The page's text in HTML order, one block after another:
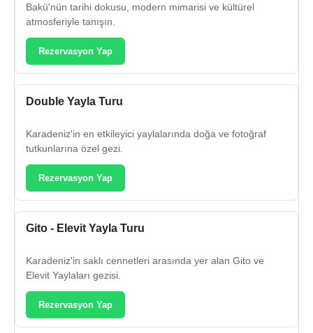
Bakü'nün tarihi dokusu, modern mimarisi ve kültürel
atmosferiyle tanışın.
Rezervasyon Yap
Double Yayla Turu
Karadeniz'in en etkileyici yaylalarında doğa ve fotoğraf
tutkunlarına özel gezi.
Rezervasyon Yap
Gito - Elevit Yayla Turu
Karadeniz'in saklı cennetleri arasında yer alan Gito ve
Elevit Yaylaları gezisi.
Rezervasyon Yap